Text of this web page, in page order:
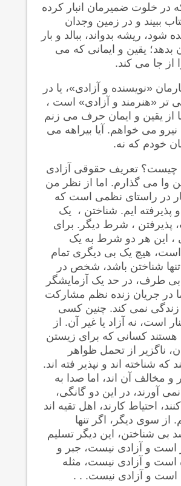
در خلوت ضمیرمان انبار کرده
ببیند و در زمین وجدان
شود، ریشه بدواند، ببالد و بار
بدهد؛ یقین و ایمانی که می
از جا می کند.
«نویسنده و آزادی»، یا در
تر «هنرمند و آزادی» است ،
از یقین و ایمان حرف می زنم
نیرو می خواهم. آیا بیراهه می
خودم که نه.
چیست؟ تعریف حقوقی آزادی
وا می گذارم. اما از نظر من
در راستای نظمی است که
پذیرفته ایم. شناختن ، یک
، شرط دیگر. برای
، این هر دو شرط به یک
است، هیچ یک بی دیگری تمام
شناختن باشد، شخص در
بی طرف، در حد یک آزمایشگر
در جریان زنده نظم مشارکت
زندگی نمی کند. چنین کسی
است، نه آزاد یا غیر آن. از
هستند کسانی که برای زیستن
ناگزیر از تحمل ظواهر
شناخته اند و نپذیر فته اند.
و مخالف آن اند، اما صدا به
آورند، در این دو گانگی،
احتیاط کارند، اهل تقیه اند
از سوی دیگر، اگر تنها
بی شناختن، این دیگر تسلیم
است و آزادی نیست، جبر و
است و آزادی نیست، مثله
است و آزادی نیست. . .